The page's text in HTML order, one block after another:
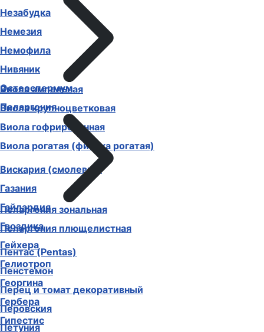
Виола ампельная
Виола крупноцветковая
Виола гофрированная
Виола рогатая (фиалка рогатая)
Вискария (смолевка)
Газания
Гайлардия
Гвоздика
Гейхера
Гелиотроп
Георгина
Гербера
Гипестис
Незабудка
Немезия
Немофила
Нивяник
Остеоспермум
Пеларгония
Пеларгония зональная
Пеларгония плющелистная
Пентас (Pentas)
Пенстемон
Перец и томат декоративный
Перовския
Петуния